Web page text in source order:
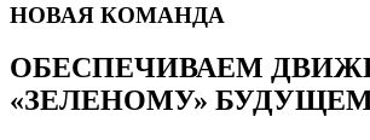
НОВАЯ КОМАНДА
ОБЕСПЕЧИВАЕМ
«ЗЕЛЕНОМУ»